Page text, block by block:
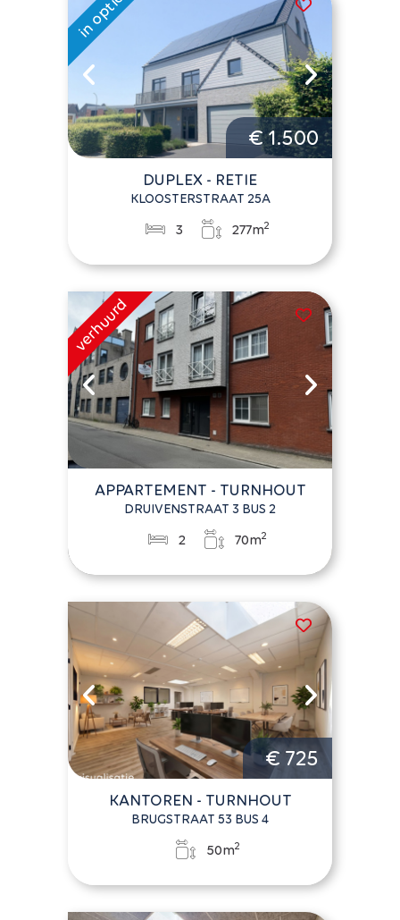
€ 1.500
DUPLEX - RETIE
KLOOSTERSTRAAT 25A
3 277m2
APPARTEMENT - TURNHOUT
DRUIVENSTRAAT 3 BUS 2
2 70m2
€ 725
KANTOREN - TURNHOUT
BRUGSTRAAT 53 BUS 4
50m2